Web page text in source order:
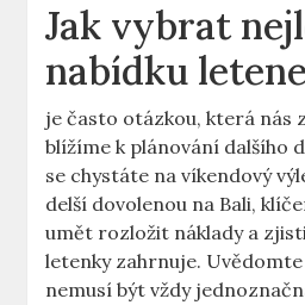
Jak vybrat
nabídku
je často otázkou, která nás
blížíme k plánování dalšího
se chystáte na víkendový
delší dovolenou na Bali,
umět rozložit náklady a
letenky zahrnuje.
nemusí být vždy